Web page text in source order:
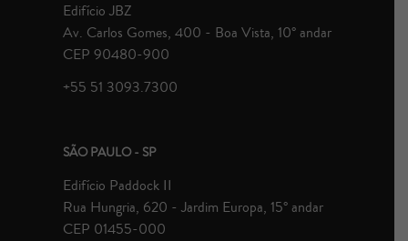
Edifício JBZ
Av. Carlos Gomes, 400 - Boa Vista, 10° andar
CEP 90480-900
+55 51 3093.7300
SÃO PAULO - SP
Edifício Paddock II
Rua Hungria, 620 - Jardim Europa, 15° andar
CEP 01455-000